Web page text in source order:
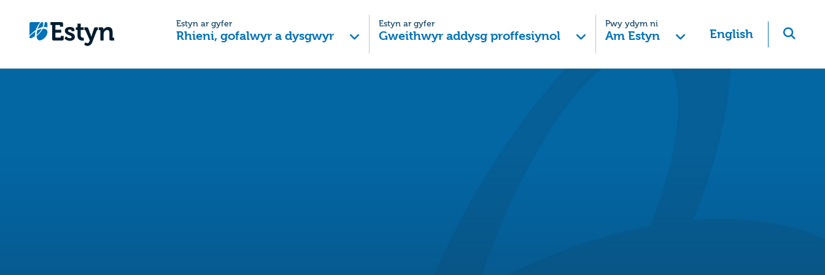
Estyn ar gyfer
Rhieni, gofalwyr a dysgwyr
Estyn ar gyfer
Gweithwyr addysg proffesiynol
Pwy ydym ni
Am Estyn English